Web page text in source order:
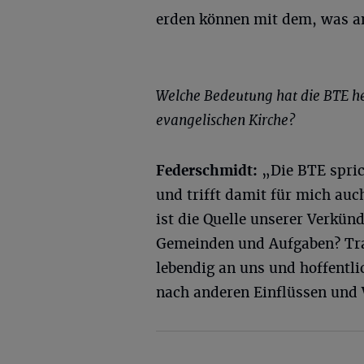
erden können mit dem, was
Welche Bedeutung hat die BTE
evangelischen Kirche?
Federschmidt: „Die BTE
und trifft damit für mich
ist die Quelle unserer
Gemeinden und Aufgaben?
lebendig an uns und
nach anderen Einflüssen und